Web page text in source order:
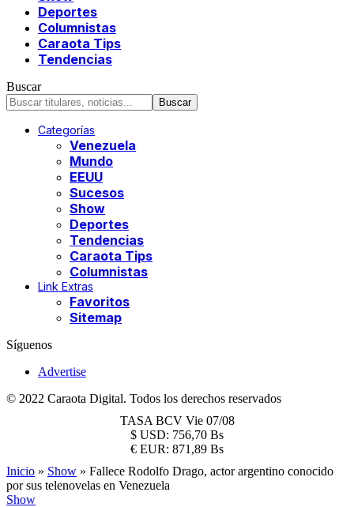
Deportes
Columnistas
Caraota Tips
Tendencias
Buscar
Categorías
Venezuela
Mundo
EEUU
Sucesos
Show
Deportes
Tendencias
Caraota Tips
Columnistas
Link Extras
Favoritos
Sitemap
Síguenos
Advertise
© 2022 Caraota Digital. Todos los derechos reservados
TASA BCV Vie 07/08
$ USD: 756,70 Bs
€ EUR: 871,89 Bs
Inicio » Show » Fallece Rodolfo Drago, actor argentino conocido
por sus telenovelas en Venezuela
Show